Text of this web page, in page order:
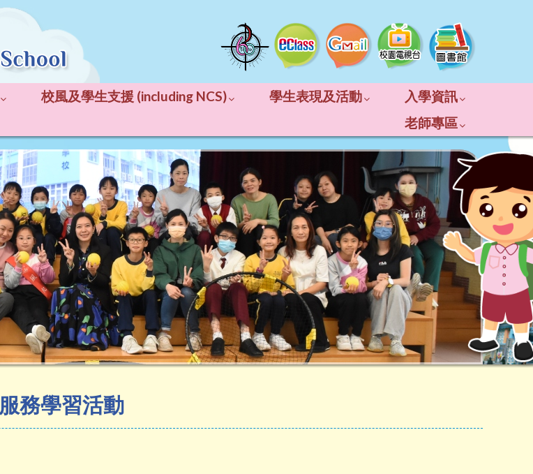
校風及學生支援 (including NCS) 學生表現及活動
入學資訊
老師專區
服務學習活動